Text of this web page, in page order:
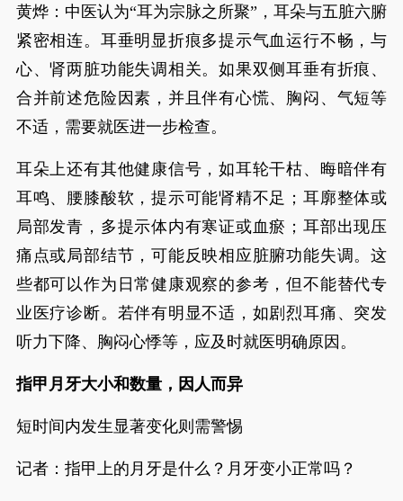
黄烨：中医认为“耳为宗脉之所聚”，耳朵与五脏六腑
紧密相连。耳垂明显折痕多提示气血运行不畅，与
心、肾两脏功能失调相关。如果双侧耳垂有折痕、
合并前述危险因素，并且伴有心慌、胸闷、气短等
不适，需要就医进一步检查。
耳朵上还有其他健康信号，如耳轮干枯、晦暗伴有
耳鸣、腰膝酸软，提示可能肾精不足；耳廓整体或
局部发青，多提示体内有寒证或血瘀；耳部出现压
痛点或局部结节，可能反映相应脏腑功能失调。这
些都可以作为日常健康观察的参考，但不能替代专
业医疗诊断。若伴有明显不适，如剧烈耳痛、突发
听力下降、胸闷心悸等，应及时就医明确原因。
指甲月牙大小和数量，因人而异
短时间内发生显著变化则需警惕
记者：指甲上的月牙是什么？月牙变小正常吗？